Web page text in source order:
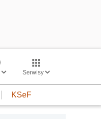
Serwisy
KSeF